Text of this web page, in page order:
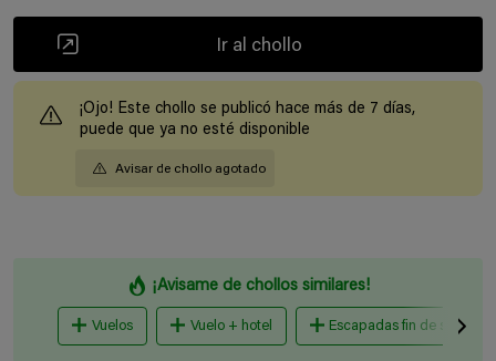
Ir al chollo
¡Ojo! Este chollo se publicó hace más de 7 días,
puede que ya no esté disponible
Avisar de chollo agotado
¡Avisame de chollos similares!
Vuelos Vuelo + hotel Escapadas fin de semana